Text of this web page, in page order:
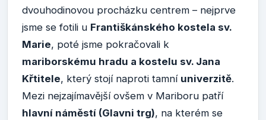
dvouhodinovou procházku centrem – nejprve
jsme se fotili u Františkánského kostela sv.
Marie, poté jsme pokračovali k
mariborskému hradu a kostelu sv. Jana
Křtitele, který stojí naproti tamní univerzitě.
Mezi nejzajímavější ovšem v Mariboru patří
hlavní náměstí (Glavni trg), na kterém se